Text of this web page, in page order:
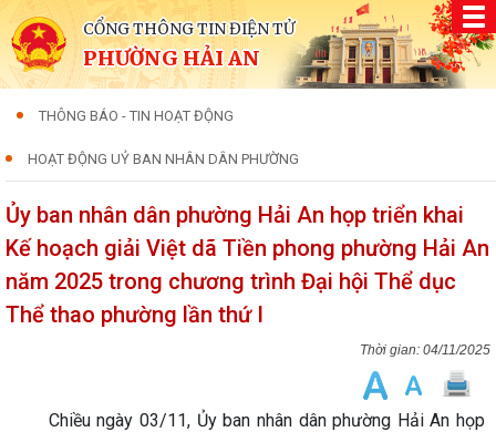
CỔNG THÔNG TIN ĐIỆN TỬ
PHƯỜNG HẢI AN
THÔNG BÁO - TIN HOẠT ĐỘNG
HOẠT ĐỘNG UỶ BAN NHÂN DÂN PHƯỜNG
Ủy ban nhân dân phường Hải An họp triển khai
Kế hoạch giải Việt dã Tiền phong phường Hải An
năm 2025 trong chương trình Đại hội Thể dục
Thể thao phường lần thứ I
04/11/2025
Chiều ngày 03/11, Ủy ban nhân dân phường Hải An họp